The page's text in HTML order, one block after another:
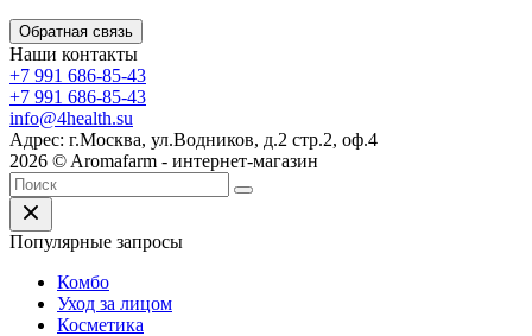
Обратная связь
Наши контакты
+7 991 686-85-43
+7 991 686-85-43
info@4health.su
Адрес: г.Москва, ул.Водников, д.2 стр.2, оф.4
2026 © Aromafarm - интернет-магазин
Популярные запросы
Комбо
Уход за лицом
Косметика